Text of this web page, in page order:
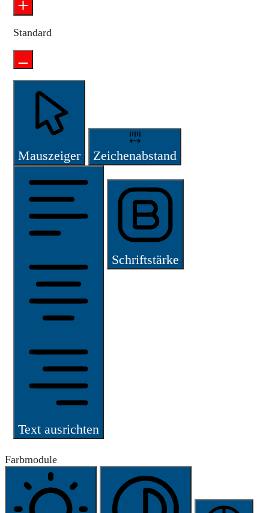
Standard
Mauszeiger Zeichenabstand
Text ausrichten
Schriftstärke
Farbmodule